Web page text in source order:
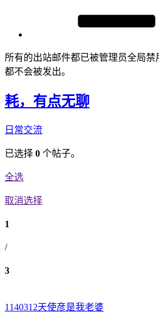
所有的出站邮件都已被管理员全局禁
都不会被发出。
耗，有点无聊
日常交流
已选择 0 个帖子。
全选
取消选择
1
/
3
1140312天使彦是我老婆